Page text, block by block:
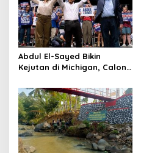
p
o
s
Abdul El-Sayed Bikin
Kejutan di Michigan, Calon
AS?